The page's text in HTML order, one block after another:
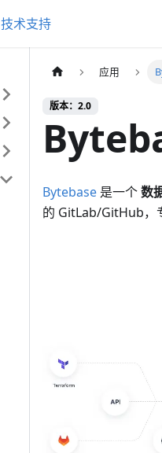
技术支持
应用
版本：2.0
Bytebase 是一个数
的 GitLab/GitHub，